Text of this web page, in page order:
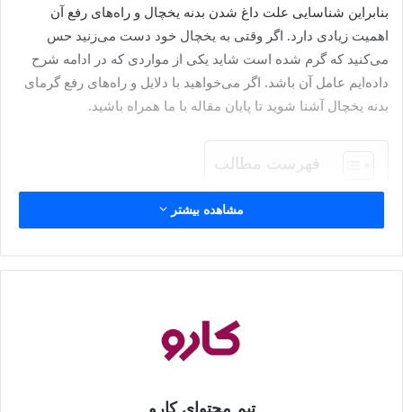
بنابراین شناسایی علت داغ شدن بدنه یخچال و راه‌های رفع آن
اهمیت زیادی دارد. اگر وقتی به یخچال خود دست می‌زنید حس
می‌کنید که گرم شده است شاید یکی از مواردی که در ادامه شرح
داده‌ایم عامل آن باشد. اگر می‌خواهید با دلایل و راه‌های رفع گرمای
بدنه یخچال آشنا شوید تا پایان مقاله با ما همراه باشید.
فهرست مطالب
چرا بدنه یخچال گرم می‌شود؟
اگر متوجه شده‌اید که بعضی از قسمت‌ها مانند دیواره‌های جانبی یا
بدنه یخچال بیش‌ازحد گرم شده است:
مشاهده بیشتر
تیم محتوای کارو